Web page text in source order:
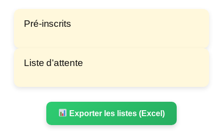
Pré-inscrits
Liste d’attente
Exporter les listes (Excel)